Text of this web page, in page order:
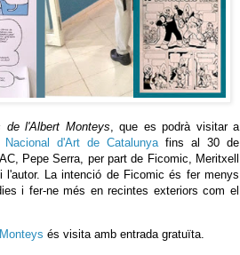
de l'Albert Monteys, que es podrà visitar a
Nacional d'Art de Catalunyafins al 30 de
Pepe Serra, per part de Ficomic, Meritxell
l'autor. La intenció de Ficomic és fer menys
i fer-ne més en recintes exteriors com el
Monteys és visita amb entrada gratuïta.